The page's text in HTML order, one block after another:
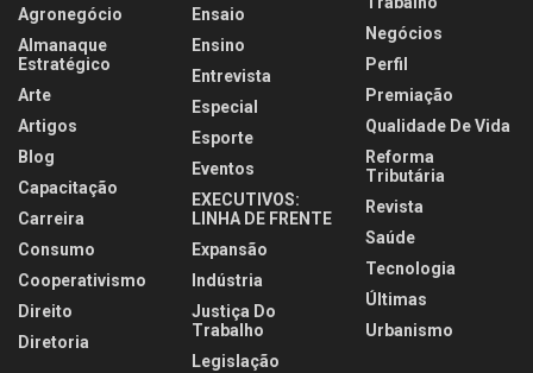
Agronegócio
Almanaque
Estratégico
Arte
Artigos
Blog
Capacitação
Carreira
Consumo
Cooperativismo
Direito
Diretoria
Ensaio
Ensino
Entrevista
Especial
Esporte
Eventos
EXECUTIVOS:
LINHA DE FRENTE
Expansão
Indústria
Justiça Do
Trabalho
Legislação
Negócios
Perfil
Premiação
Qualidade De Vida
Reforma
Tributária
Revista
Saúde
Tecnologia
Últimas
Urbanismo